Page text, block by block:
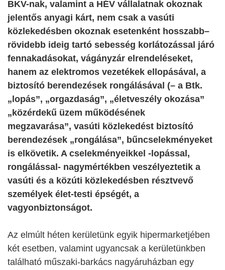
BKV-nak, valamint a HÉV vállalatnak okoznak
jelentős anyagi kárt, nem csak a vasúti
közlekedésben okoznak esetenként hosszabb–
rövidebb ideig tartó sebesség korlátozással járó
fennakadásokat, vágányzár elrendeléseket,
hanem az elektromos vezetékek ellopásával, a
biztosító berendezések rongálásával (– a Btk.
„lopás”, „orgazdaság”, „életveszély okozása”
„közérdekű üzem működésének
megzavarása”, vasúti közlekedést biztosító
berendezések „rongálása”, bűncselekményeket
is elkövetik. A cselekményeikkel -lopással,
rongálással- nagymértékben veszélyeztetik a
vasúti és a közúti közlekedésben résztvevő
személyek élet-testi épségét, a
vagyonbiztonságot.
Az elmúlt héten kerületünk egyik hipermarketjében
két esetben, valamint ugyancsak a kerületünkben
található műszaki-barkács nagyáruházban egy